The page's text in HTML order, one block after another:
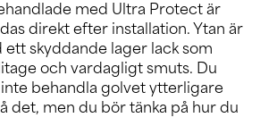
med Ultra Protect är
direkt efter installation. Ytan är
skyddande lager lack som
och vardagligt smuts. Du
behandla golvet ytterligare
det, men du bör tänka på hur du